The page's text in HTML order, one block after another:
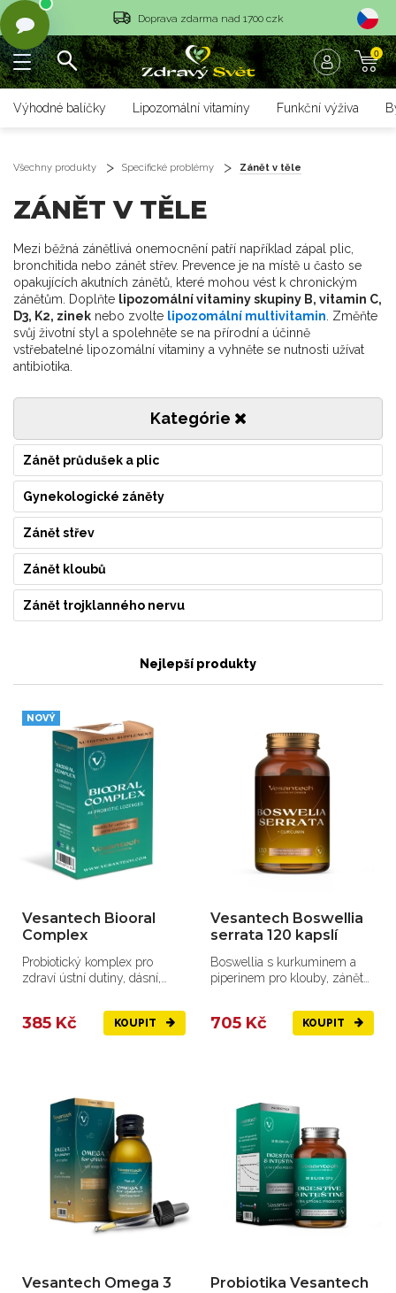
Doprava zdarma nad 1700 czk
Vrácení objednávky do 14 dnů
Vrácení objednávky do 14 dnů
Rychlé dodání <36 hodin
0
Výhodné balíčky Lipozomální vitamíny Funkční výživa
Všechny produkty Specifické problémy Zánět v těle
ZÁNĚT V TĚLE
Mezi běžná zánětlivá onemocnění patří například zápal plic,
bronchitida nebo zánět střev. Prevence je na místě u často se
opakujících akutních zánětů, které mohou vést k chronickým
zánětům. Doplňte lipozomální vitaminy skupiny B, vitamin C,
D3, K2, zinek nebo zvolte lipozomální multivitamin . Změňte
svůj životní styl a spolehněte se na přírodní a účinně
vstřebatelné lipozomální vitaminy a vyhněte se nutnosti užívat
antibiotika.
Kategórie
Zánět průdušek a plic
Gynekologické záněty
Zánět střev
Zánět kloubů
Zánět trojklanného nervu
Nejlepší produkty
NOVÝ
Vesantech Biooral
Complex
Probiotický komplex pro
zdraví ústní dutiny, dásní,
385 Kč KOUPIT
Vesantech Boswellia
serrata 120 kapslí
Boswellia s kurkuminem a
piperinem pro klouby, záněty
705 Kč KOUPIT
Vesantech Omega 3
Probiotika Vesantech